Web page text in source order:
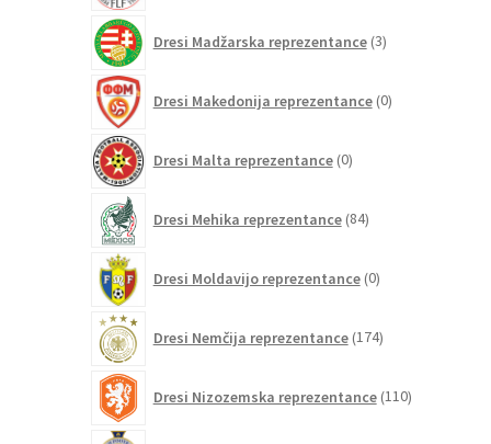
Dresi Madžarska reprezentance 3izdelki
Dresi Makedonija reprezentance 0izdelkov
Dresi Malta reprezentance 0izdelkov
Dresi Mehika reprezentance 84izdelkov
Dresi Moldavijo reprezentance 0izdelkov
Dresi Nemčija reprezentance 174izdelkov
Dresi Nizozemska reprezentance 110izdelkov